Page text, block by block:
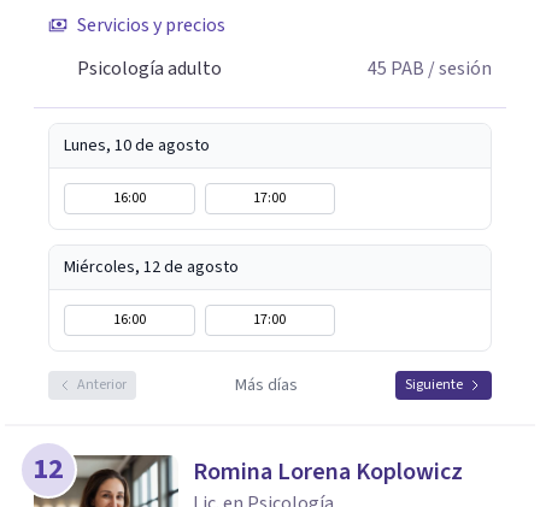
Servicios y precios
Psicología adulto
45 PAB / sesión
Lunes, 10 de agosto
16:00 17:00
Miércoles, 12 de agosto
16:00 17:00
Anterior Más días Siguiente
12 Romina Lorena Koplowicz